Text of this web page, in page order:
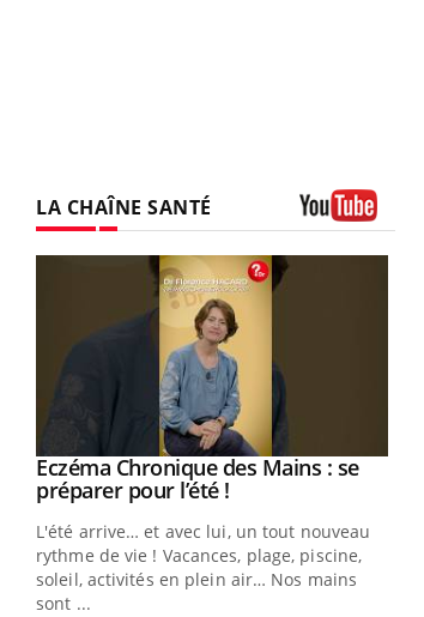
LA CHAÎNE SANTÉ
Youtube
Eczéma Chronique des Mains : se
préparer pour l’été !Youtube
L'été arrive… et avec lui, un tout nouveau
rythme de vie ! Vacances, plage, piscine,
soleil, activités en plein air… Nos mains
sont ...